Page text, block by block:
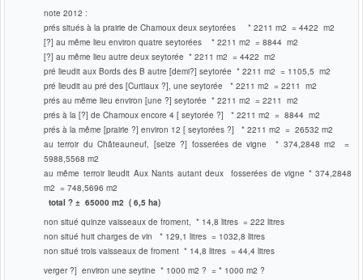
note 2012 :
prés situés à la prairie de Chamoux deux seytorées * 2211 m2 = 4422 m2
[?] au même lieu environ quatre seytorées * 2211 m2 = 8844 m2
[?] au même lieu autre deux seytorée * 2211 m2 = 4422 m2
pré lieudit aux Bords des B autre [demi?] seytorée * 2211 m2 = 1105,5 m2
pré lieudit au pré des [Curtiaux ?], une seytorée * 2211 m2 = 2211 m2
prés au même lieu environ [une ?] seytorée * 2211 m2 = 2211 m2
prés à la [?] de Chamoux encore 4 [ seytorée ?] * 2211 m2 = 8844 m2
prés à la même [prairie ?] environ 12 [ seytorées ?] * 2211 m2 = 26532 m2
au terroir du Châteauneuf, [seize ?] fosserées de vigne * 374,2848 m2 =
5988,5568 m2
au même terroir lieudit Aux Nants autant deux fosserées de vigne * 374,2848
m2 = 748,5696 m2
total ? ± 65000 m2 ( 6,5 ha)
non situé quinze vaisseaux de froment, * 14,8 litres = 222 litres
non situé huit charges de vin * 129,1 litres = 1032,8 litres
non situé trois vaisseaux de froment * 14,8 litres = 44,4 litres
verger ?] environ une seytine * 1000 m2 ? = * 1000 m2 ?